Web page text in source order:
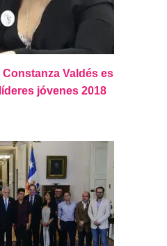
Valdés es
jóvenes 2018